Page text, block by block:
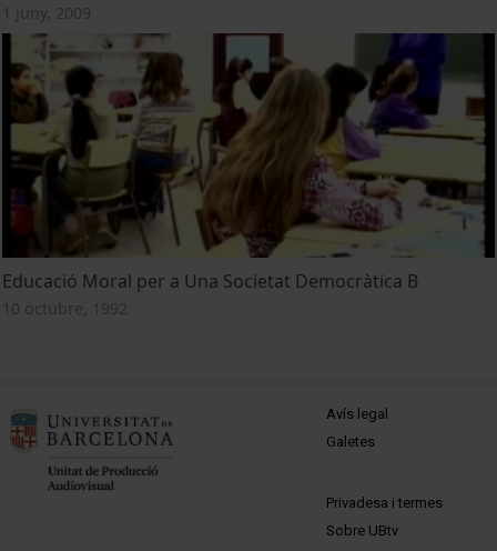
1 juny, 2009
Educació Moral per a Una Societat Democràtica B
10 octubre, 1992
MENÚ PEU 1
Avís legal
Galetes
PEU 2
Privadesa i termes
Sobre UBtv